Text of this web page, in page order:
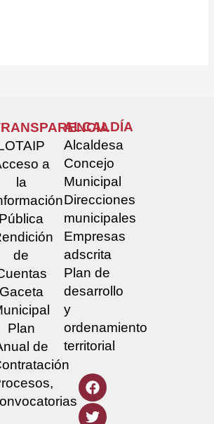
a
la
Pública
de
Gaceta
Plan
de
ALCALDÍA
Alcaldesa
Concejo
Municipal
Direcciones
municipales
Empresas
adscrita
Plan de
desarrollo
y
ordenamiento
territorial